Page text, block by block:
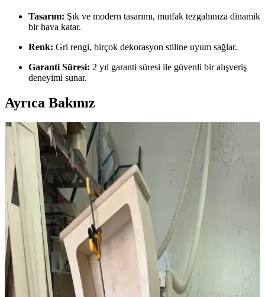
Tasarım: Şık ve modern tasarımı, mutfak tezgahınıza dinamik
bir hava katar.
Renk: Gri rengi, birçok dekorasyon stiline uyum sağlar.
Garanti Süresi: 2 yıl garanti süresi ile güvenli bir alışveriş
deneyimi sunar.
Ayrıca Bakınız
Kereste Nem İçeriği ve Kurutma Standartları: İnce
İşçilik İçin Kritik Bilgiler
Kereste nem içeriği, dayanıklılık ve işlenebilirlik açısından kritik
öneme sahiptir. Doğru kurutma teknikleri, nem ölçümü ve bölgesel
iklim koşulları, kaliteli ince işçilik için gereklidir.
Kiraz Ağacından Reeded (Oluklu) Şifonyer: Tasarım
ve İşçilik Detayları
Kiraz ağacından yapılmış reeded yüzeyli şifonyerin tasarım,
malzeme seçimi ve zorlu işçilik süreci anlatılmaktadır. LED
aydınlatmalı ayna ve özel kutular gibi fonksiyonel detaylar öne
çıkar.